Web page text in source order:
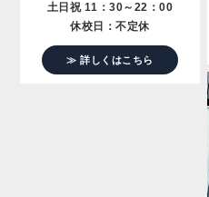
土日祝 11：30～22：00
休校日：不定休
≫ 詳しくはこちら